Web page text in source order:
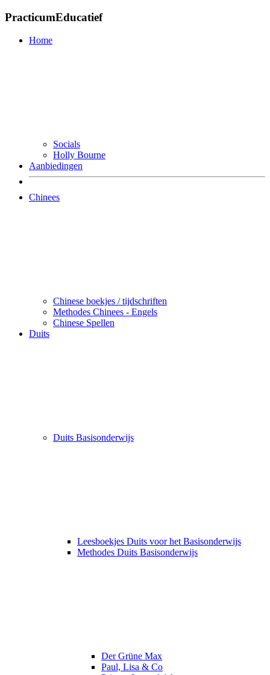
PracticumEducatief
Home
Socials
Holly Bourne
Aanbiedingen
Chinees
Chinese boekjes / tijdschriften
Methodes Chinees - Engels
Chinese Spellen
Duits
Duits Basisonderwijs
Leesboekjes Duits voor het Basisonderwijs
Methodes Duits Basisonderwijs
Der Grüne Max
Paul, Lisa & Co